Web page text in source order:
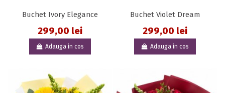
Buchet Ivory Elegance
299,00 lei
Adauga in cos
Buchet Violet Dream
299,00 lei
Adauga in cos